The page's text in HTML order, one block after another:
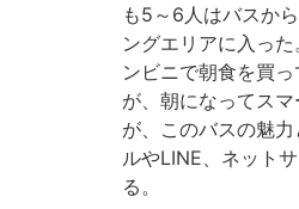
も5～6人はバスか
ングエリアに入っ
ンビニで朝食を買
が、朝になってス
が、このバスの魅
ルやLINE、ネット
る。